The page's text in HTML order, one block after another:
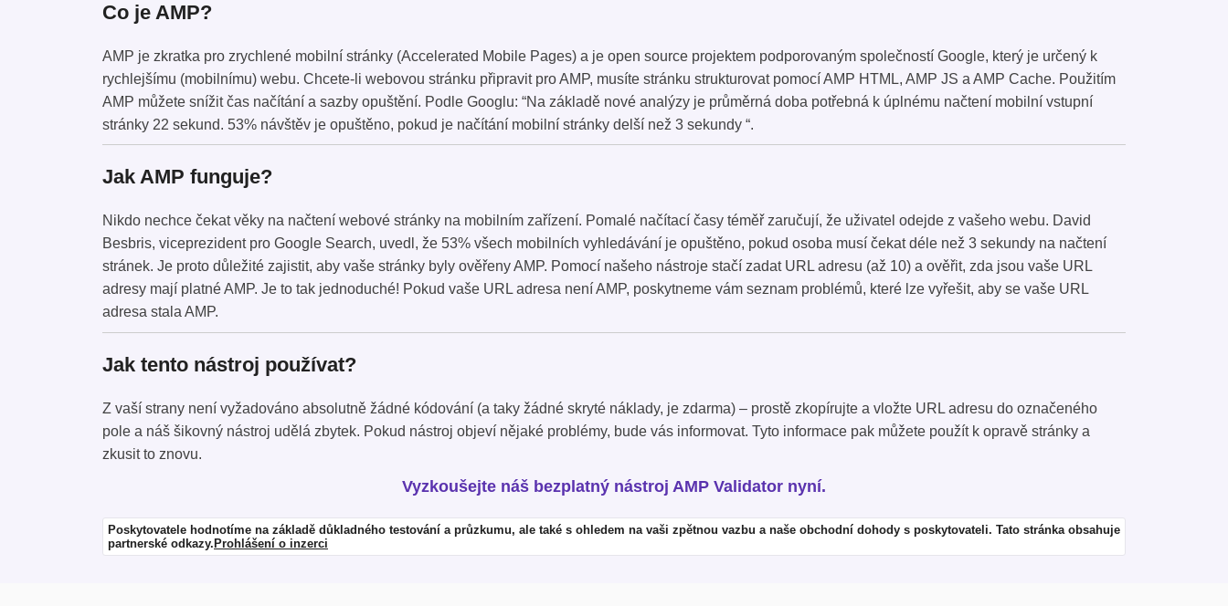
Co je AMP?
AMP je zkratka pro zrychlené mobilní stránky (Accelerated Mobile Pages) a je open source projektem podporovaným společností Google, který je určený k
rychlejšímu (mobilnímu) webu. Chcete-li webovou stránku připravit pro AMP, musíte stránku strukturovat pomocí AMP HTML, AMP JS a AMP Cache. Použitím
AMP můžete snížit čas načítání a sazby opuštění. Podle Googlu: “Na základě nové analýzy je průměrná doba potřebná k úplnému načtení mobilní vstupní
stránky 22 sekund. 53% návštěv je opuštěno, pokud je načítání mobilní stránky delší než 3 sekundy “.
Jak AMP funguje?
Nikdo nechce čekat věky na načtení webové stránky na mobilním zařízení. Pomalé načítací časy téměř zaručují, že uživatel odejde z vašeho webu. David
Besbris, viceprezident pro Google Search, uvedl, že 53% všech mobilních vyhledávání je opuštěno, pokud osoba musí čekat déle než 3 sekundy na načtení
stránek. Je proto důležité zajistit, aby vaše stránky byly ověřeny AMP. Pomocí našeho nástroje stačí zadat URL adresu (až 10) a ověřit, zda jsou vaše URL
adresy mají platné AMP. Je to tak jednoduché! Pokud vaše URL adresa není AMP, poskytneme vám seznam problémů, které lze vyřešit, aby se vaše URL
adresa stala AMP.
Jak tento nástroj používat?
Z vaší strany není vyžadováno absolutně žádné kódování (a taky žádné skryté náklady, je zdarma) – prostě zkopírujte a vložte URL adresu do označeného
pole a náš šikovný nástroj udělá zbytek. Pokud nástroj objeví nějaké problémy, bude vás informovat. Tyto informace pak můžete použít k opravě stránky a
zkusit to znovu.
Vyzkoušejte náš bezplatný nástroj AMP Validator nyní.
Poskytovatele hodnotíme na základě důkladného testování a průzkumu, ale také s ohledem na vaši zpětnou vazbu a naše obchodní dohody s poskytovateli. Tato stránka obsahuje
partnerské odkazy. Prohlášení o inzerci